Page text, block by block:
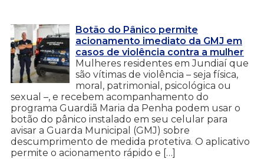
Botão do Pânico permite
acionamento imediato da GMJ em
casos de violência contra a mulher
Mulheres residentes em Jundiaí que
são vítimas de violência – seja física,
moral, patrimonial, psicológica ou
sexual –, e recebem acompanhamento do
programa Guardiã Maria da Penha podem usar o
botão do pânico instalado em seu celular para
avisar a Guarda Municipal (GMJ) sobre
descumprimento de medida protetiva. O aplicativo
permite o acionamento rápido e […]